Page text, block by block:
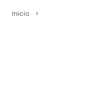
Inicio >